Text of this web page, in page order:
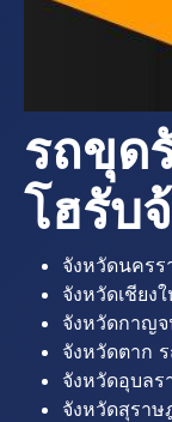
รถขุด
โฮรับ
จังหวัดนคร
จังหวัดเชียง
จังหวัดกาญ
จังหวัดตาก
จังหวัดอุบล
จังหวัดสุรา